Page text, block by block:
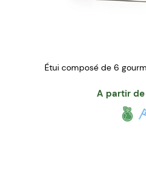
Étui composé de 6
A partir de